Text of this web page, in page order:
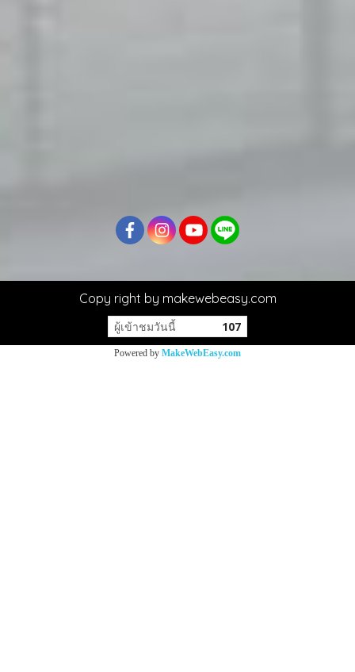
Copy right by makewebeasy.com
ผู้เข้าชมวันนี้ 107
Powered by MakeWebEasy.com